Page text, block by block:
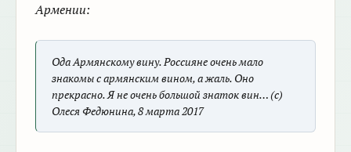
Армении:
Ода Армянскому вину. Россияне очень мало
знакомы с армянским вином, а жаль. Оно
прекрасно. Я не очень большой знаток вин… (с)
Олеся Федюнина, 8 марта 2017